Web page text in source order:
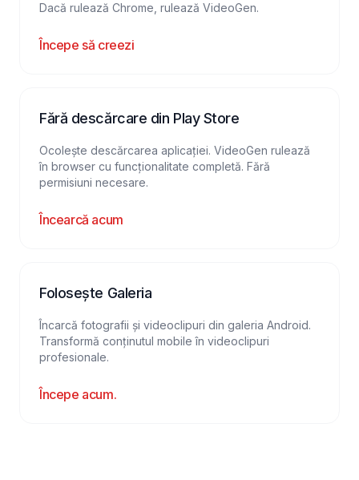
Dacă rulează Chrome, rulează VideoGen.
Începe să creezi
Fără descărcare din Play Store
Ocolește descărcarea aplicației. VideoGen rulează
în browser cu funcționalitate completă. Fără
permisiuni necesare.
Încearcă acum
Folosește Galeria
Încarcă fotografii și videoclipuri din galeria Android.
Transformă conținutul mobile în videoclipuri
profesionale.
Începe acum.